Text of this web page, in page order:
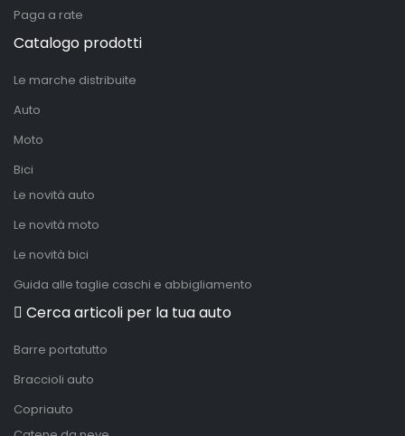
Paga a rate
Catalogo prodotti
Le marche distribuite
Auto
Moto
Bici
Le novità auto
Le novità moto
Le novità bici
Guida alle taglie caschi e abbigliamento
Cerca articoli per la tua auto
Barre portatutto
Braccioli auto
Copriauto